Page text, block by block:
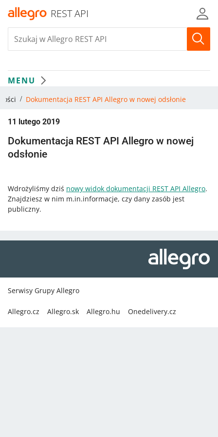
REST API
MENU
Dokumentacja REST API Allegro w nowej odsłonie
11 lutego 2019
Dokumentacja REST API Allegro w nowej
odsłonie
Wdrożyliśmy dziś nowy widok dokumentacji REST API Allegro.
Znajdziesz w nim m.in.informacje, czy dany zasób jest
publiczny.
Serwisy Grupy Allegro
Allegro.cz Allegro.sk Allegro.hu Onedelivery.cz